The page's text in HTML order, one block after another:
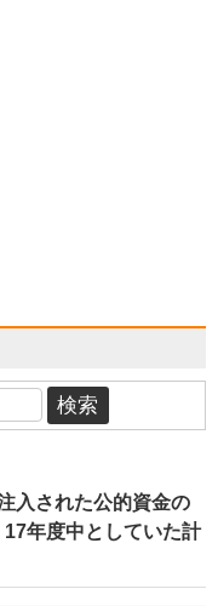
入された公的資金の
年度中としていた計